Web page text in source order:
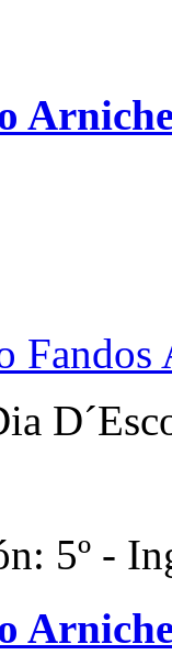
Fandos
5º -